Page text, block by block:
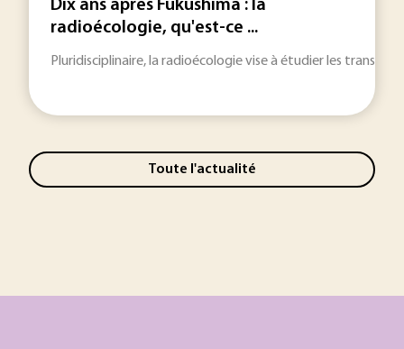
Dix ans après Fukushima : la
radioécologie, qu'est-ce ...
Pluridisciplinaire, la radioécologie vise à étudier les
Toute l'actualité